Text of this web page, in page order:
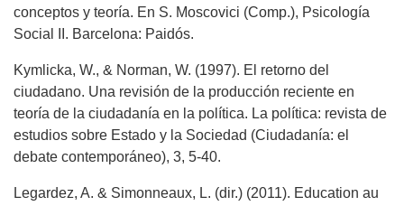
conceptos y teoría. En S. Moscovici (Comp.), Psicología
Social II. Barcelona: Paidós.
Kymlicka, W., & Norman, W. (1997). El retorno del
ciudadano. Una revisión de la producción reciente en
teoría de la ciudadanía en la política. La política: revista de
estudios sobre Estado y la Sociedad (Ciudadanía: el
debate contemporáneo), 3, 5-40.
Legardez, A. & Simonneaux, L. (dir.) (2011). Education au